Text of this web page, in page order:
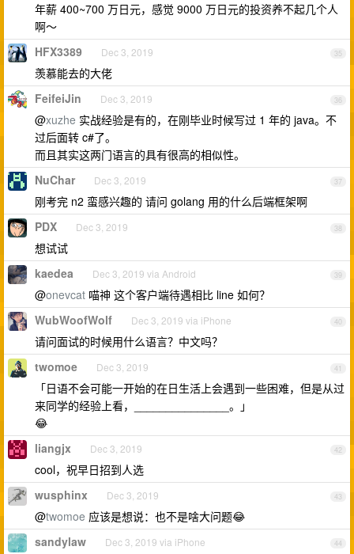
年薪 400~700 万日元，感觉 9000 万日元的投资养不起几个人
啊～
35
HFX3389 Dec 3, 2019
羡慕能去的大佬
36
FeifeiJin Dec 3, 2019
@xuzhe 实战经验是有的，在刚毕业时候写过 1 年的 java。不
过后面转 c#了。
而且其实这两门语言的具有很高的相似性。
37
NuChar Dec 3, 2019
刚考完 n2 蛮感兴趣的 请问 golang 用的什么后端框架啊
38
PDX Dec 3, 2019
想试试
39
kaedea Dec 3, 2019 via Android
@onevcat 喵神 这个客户端待遇相比 line 如何？
40
WubWoofWolf Dec 3, 2019 via iPhone
请问面试的时候用什么语言？中文吗？
41
twomoe Dec 3, 2019
「日语不会可能一开始的在日生活上会遇到一些困难，但是从过
来同学的经验上看，_______________。」
😂
42
liangjx Dec 3, 2019
cool，祝早日招到人选
43
wusphinx Dec 3, 2019
@twomoe 应该是想说：也不是啥大问题😂
44
sandylaw Dec 3, 2019 via iPhone